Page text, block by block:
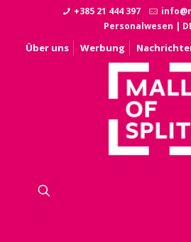
+385 21 444 397
Personalwesen |
Über uns Werbung